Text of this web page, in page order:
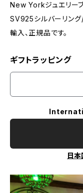
New Yorkジュエリー
SV925シルバーリン
輸入、正規品です。
ギフトラッピング
日